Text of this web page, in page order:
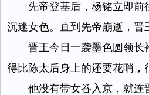
先帝登基后，杨铭立即前
沉迷女色。直到先帝崩逝，晋
晋王今日一袭墨色圆领长
得比陈太后身上的还要花哨，
他没有带女眷入京，就连